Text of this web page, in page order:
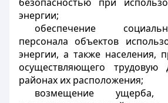
энергии;
обеспечение
персонала объектов
энергии, а также населения,
осуществляющего трудовую
районах их расположения;
возмещение ущерба,